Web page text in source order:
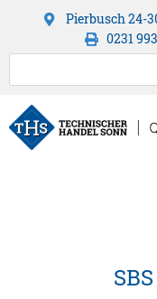
Pierbusch 24-
0231